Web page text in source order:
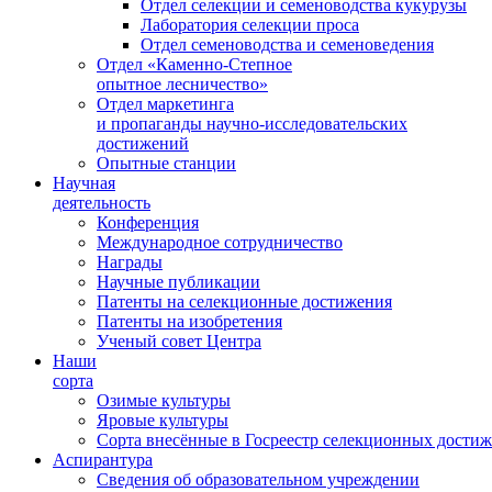
Отдел селекции и семеноводства кукурузы
Лаборатория селекции проса
Отдел семеноводства и семеноведения
Отдел «Каменно-Степное
опытное лесничество»
Отдел маркетинга
и пропаганды научно-исследовательских
достижений
Опытные станции
Научная
деятельность
Конференция
Международное сотрудничество
Награды
Научные публикации
Патенты на селекционные достижения
Патенты на изобретения
Ученый совет Центра
Наши
сорта
Озимые культуры
Яровые культуры
Сорта внесённые в Госреестр селекционных
Аспирантура
Сведения об образовательном учреждении